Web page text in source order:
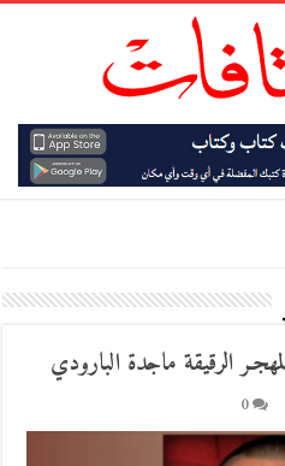
الرقيقة ماجدة البارودي
0